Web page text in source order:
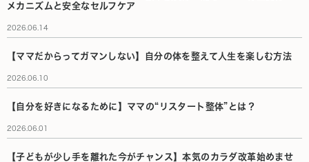
メカニズムと安全なセルフケア
2026.06.14
【ママだからってガマンしない】自分の体を整えて人生を楽しむ方法
2026.06.10
【自分を好きになるために】ママの“リスタート整体”とは？
2026.06.01
【子どもが少し手を離れた今がチャンス】本気のカラダ改革始めませ